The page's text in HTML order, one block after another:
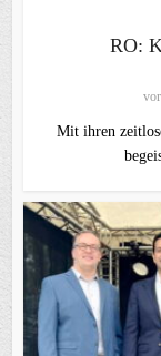
RO:
Mit ihren